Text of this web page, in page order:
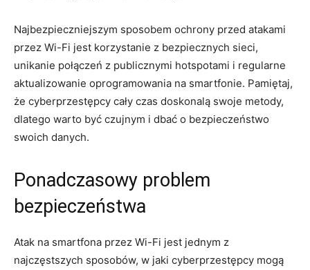
Najbezpieczniejszym sposobem ochrony przed atakami
przez Wi-Fi jest korzystanie z bezpiecznych sieci,
unikanie połączeń z publicznymi hotspotami i regularne
aktualizowanie oprogramowania na smartfonie. Pamiętaj,
że cyberprzestępcy cały czas doskonalą swoje metody,
dlatego warto być czujnym i dbać o bezpieczeństwo
swoich danych.
Ponadczasowy problem
bezpieczeństwa
Atak na smartfona przez Wi-Fi jest jednym z
najczęstszych sposobów, w jaki cyberprzestępcy mogą